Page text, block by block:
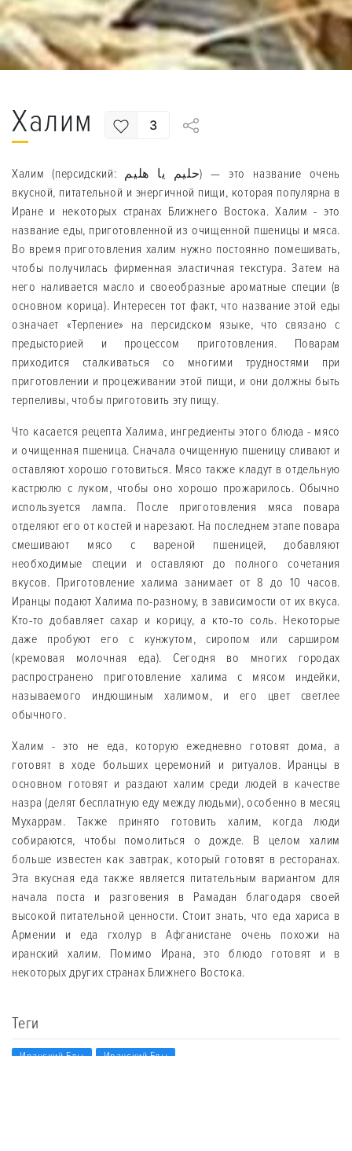
Халим 3
Халим (персидский: حلیم یا هلیم) — это название очень
вкусной, питательной и энергичной пищи, которая популярна в
Иране и некоторых странах Ближнего Востока. Халим - это
название еды, приготовленной из очищенной пшеницы и мяса.
Во время приготовления халим нужно постоянно помешивать,
чтобы получилась фирменная эластичная текстура. Затем на
него наливается масло и своеобразные ароматные специи (в
основном корица). Интересен тот факт, что название этой еды
означает «Терпение» на персидском языке, что связано с
предысторией и процессом приготовления. Поварам
приходится сталкиваться со многими трудностями при
приготовлении и процеживании этой пищи, и они должны быть
терпеливы, чтобы приготовить эту пищу.
Что касается рецепта Халима, ингредиенты этого блюда - мясо
и очищенная пшеница. Сначала очищенную пшеницу сливают и
оставляют хорошо готовиться. Мясо также кладут в отдельную
кастрюлю с луком, чтобы оно хорошо прожарилось. Обычно
используется лампа. После приготовления мяса повара
отделяют его от костей и нарезают. На последнем этапе повара
смешивают мясо с вареной пшеницей, добавляют
необходимые специи и оставляют до полного сочетания
вкусов. Приготовление халима занимает от 8 до 10 часов.
Иранцы подают Халима по-разному, в зависимости от их вкуса.
Кто-то добавляет сахар и корицу, а кто-то соль. Некоторые
даже пробуют его с кунжутом, сиропом или сарширом
(кремовая молочная еда). Сегодня во многих городах
распространено приготовление халима с мясом индейки,
называемого индюшиным халимом, и его цвет светлее
обычного.
Халим - это не еда, которую ежедневно готовят дома, а
готовят в ходе больших церемоний и ритуалов. Иранцы в
основном готовят и раздают халим среди людей в качестве
назра (делят бесплатную еду между людьми), особенно в месяц
Мухаррам. Также принято готовить халим, когда люди
собираются, чтобы помолиться о дожде. В целом халим
больше известен как завтрак, который готовят в ресторанах.
Эта вкусная еда также является питательным вариантом для
начала поста и разговения в Рамадан благодаря своей
высокой питательной ценности. Стоит знать, что еда хариса в
Армении и еда гхолур в Афганистане очень похожи на
иранский халим. Помимо Ирана, это блюдо готовят и в
некоторых других странах Ближнего Востока.
Теги
Иранский Еды Иранский Еды